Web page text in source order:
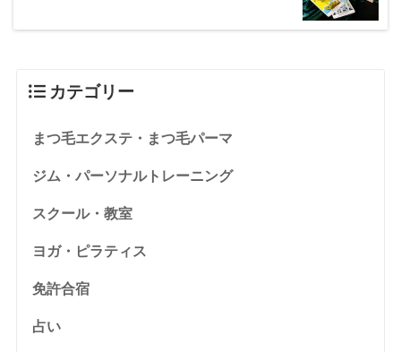
カテゴリー
まつ毛エクステ・まつ毛パーマ
ジム・パーソナルトレーニング
スクール・教室
ヨガ・ピラティス
免許合宿
占い